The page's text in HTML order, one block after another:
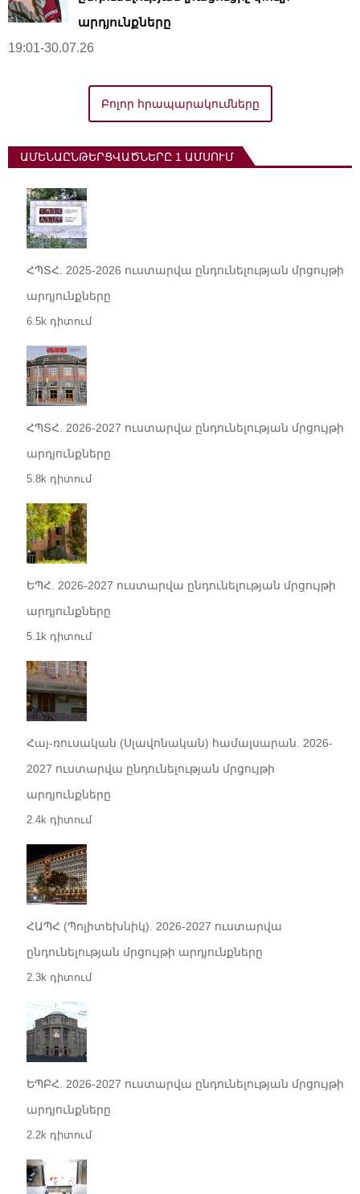
արդյունքները
19:01-30.07.26
Բոլոր հրապարակումները
ԱՄԵՆԱԸՆԹԵՐՑՎԱԾՆԵՐԸ 1 ԱՄՍՈՒՄ
ՀՊՏՀ. 2025-2026 ուստարվա ընդունելության մրցույթի
արդյունքները
6.5k դիտում
ՀՊՏՀ. 2026-2027 ուստարվա ընդունելության մրցույթի
արդյունքները
5.8k դիտում
ԵՊՀ. 2026-2027 ուստարվա ընդունելության մրցույթի
արդյունքները
5.1k դիտում
Հայ-ռուսական (Սլավոնական) համալսարան. 2026-
2027 ուստարվա ընդունելության մրցույթի
արդյունքները
2.4k դիտում
ՀԱՊՀ (Պոլիտեխնիկ). 2026-2027 ուստարվա
ընդունելության մրցույթի արդյունքները
2.3k դիտում
ԵՊԲՀ. 2026-2027 ուստարվա ընդունելության մրցույթի
արդյունքները
2.2k դիտում